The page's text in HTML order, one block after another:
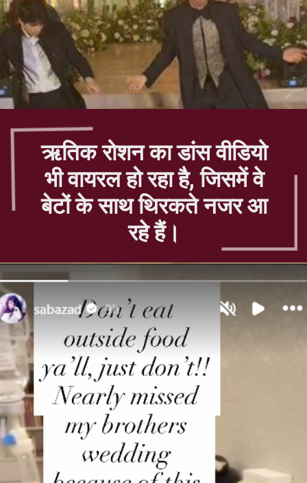
ऋतिक रोशन का डांस वीडियो
भी वायरल हो रहा है, जिसमें वे
बेटों के साथ थिरकते नजर आ
रहे हैं।